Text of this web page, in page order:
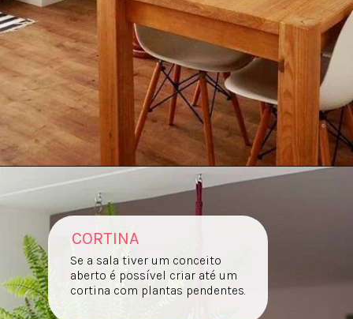
CORTINA
Se a sala tiver um conceito
aberto é possível criar até um
cortina com plantas pendentes.